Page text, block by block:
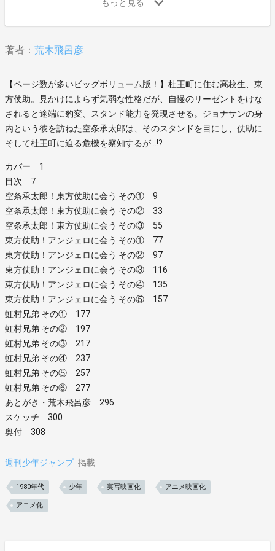
著者： 荒木飛呂彦
【ページ数が多いビッグボリューム版！】杜王町に住む高校生、東
方仗助。見かけによらず気弱な性格だが、自慢のリーゼントをけな
されると途端に豹変、スタンド能力を発現させる。ジョナサンの身
内という彼を訪ねた空条承太郎は、そのスタンドを目にし、仗助に
そして杜王町に迫る危機を察知するが…!?
カバー 1
目次 7
空条承太郎！東方仗助に会う その① 9
空条承太郎！東方仗助に会う その② 33
空条承太郎！東方仗助に会う その③ 55
東方仗助！アンジェロに会う その① 77
東方仗助！アンジェロに会う その② 97
東方仗助！アンジェロに会う その③ 116
東方仗助！アンジェロに会う その④ 135
東方仗助！アンジェロに会う その⑤ 157
虹村兄弟 その① 177
虹村兄弟 その② 197
虹村兄弟 その③ 217
虹村兄弟 その④ 237
虹村兄弟 その⑤ 257
虹村兄弟 その⑥ 277
あとがき・荒木飛呂彦 296
スケッチ 300
奥付 308
週刊少年ジャンプ 掲載
1980年代 少年 実写映画化 アニメ映画化
アニメ化